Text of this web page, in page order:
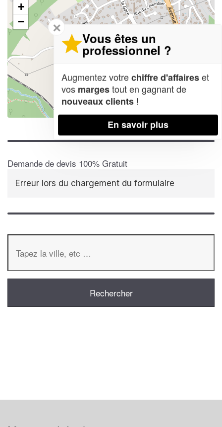
+
−
Leaflet| Map data ©OpenStreetMap contributors,CC-BY-SA
Demande de devis 100% Gratuit
Erreur lors du chargement du formulaire
✕
Vous êtes un
professionnel ?
Augmentez votrechiffre d'affaireset
vos margestout en gagnant de
nouveaux clients !
En savoir plus